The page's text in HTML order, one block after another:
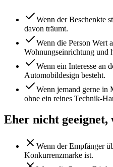
Wenn der Beschenkte
davon träumt.
Wenn die Person Wert
Wohnungseinrichtung und
Wenn ein Interesse an
Automobildesign besteht.
Wenn jemand gerne in
ohne ein reines Technik-
Eher nicht
Wenn der Empfänger
Konkurrenzmarke ist.